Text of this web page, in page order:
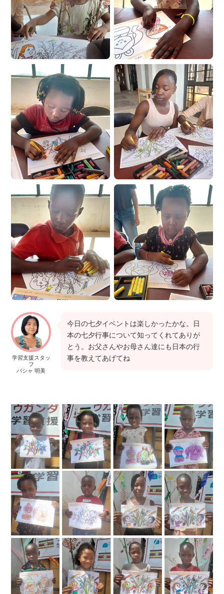
学習支援スタッ
フ
バシャ 明美
今日の七夕イベントは楽しかったかな。日
本の七夕行事について知ってくれてありが
とう。お父さんやお母さん達にも日本の行
事を教えてあげてね